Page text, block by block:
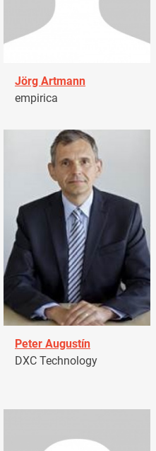
Jörg Artmann
empirica
Peter Augustín
DXC Technology